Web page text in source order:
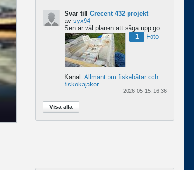
Svar till Crecent 432 projekt
av syx94
1
Foto
Kanal: Allmänt om fiskebåtar och
fiskekajaker
2026-05-15, 16:36
Visa alla